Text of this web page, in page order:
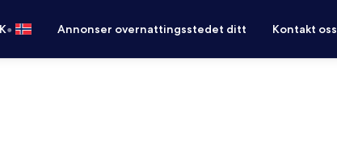
• Annonser overnattingsstedet ditt Kontakt oss